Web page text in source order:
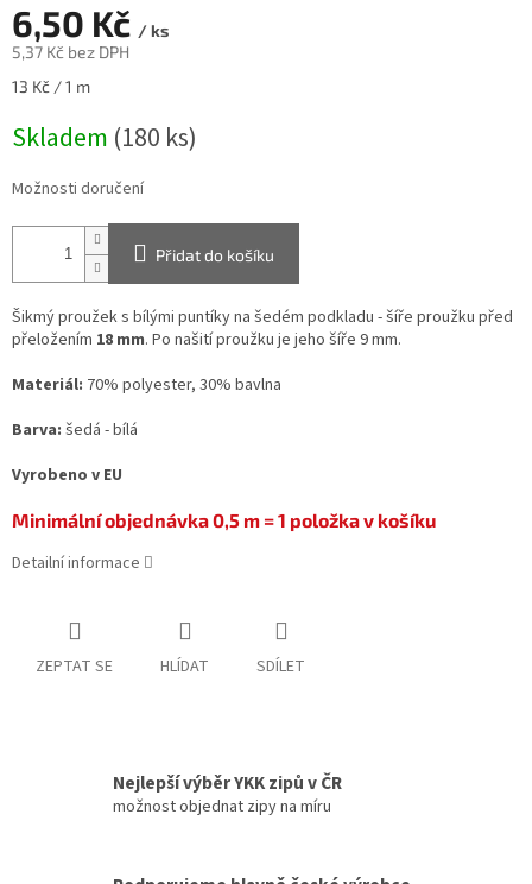
6,50 Kč / ks
5,37 Kč bez DPH
Měrná
13 Kč / 1 m
Skladem (180 ks)
Možnosti doručení
Přidat do košíku
Šikmý proužek s bílými puntíky na šedém podkladu - šíře proužku před
přeložením 18 mm. Po našití proužku je jeho šíře 9 mm.
Materiál: 70% polyester, 30% bavlna
Barva: šedá - bílá
Vyrobeno v EU
Minimální objednávka 0,5 m = 1 položka v košíku
Detailní informace
ZEPTAT SE HLÍDAT SDÍLET
Nejlepší výběr YKK zipů v ČR
možnost objednat zipy na míru